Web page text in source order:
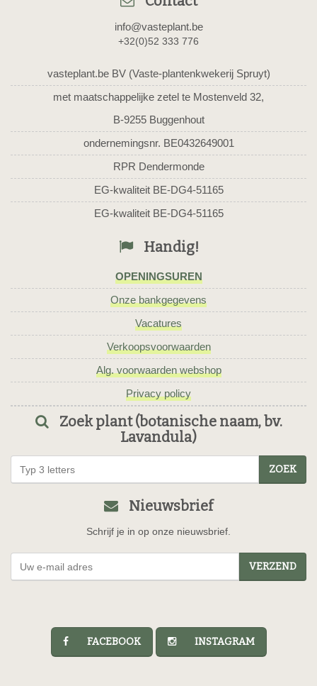
info@vasteplant.be
+32(0)52 333 776
vasteplant.be BV (Vaste-plantenkwekerij Spruyt)
met maatschappelijke zetel te Mostenveld 32,
B-9255 Buggenhout
ondernemingsnr. BE0432649001
RPR Dendermonde
EG-kwaliteit BE-DG4-51165
EG-kwaliteit BE-DG4-51165
Handig!
OPENINGSUREN
Onze bankgegevens
Vacatures
Verkoopsvoorwaarden
Alg. voorwaarden webshop
Privacy policy
Zoek plant (botanische naam, bv.
Lavandula)
ZOEK
Nieuwsbrief
Schrijf je in op onze nieuwsbrief.
VERZEND
FACEBOOK INSTAGRAM